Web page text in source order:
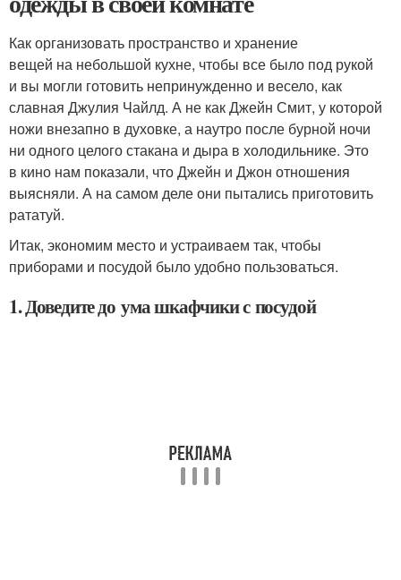
Как организовать пространство и хранение
вещей на небольшой кухне, чтобы все было под рукой
и вы могли готовить непринужденно и весело, как
славная Джулия Чайлд. А не как Джейн Смит, у которой
ножи внезапно в духовке, а наутро после бурной ночи
ни одного целого стакана и дыра в холодильнике. Это
в кино нам показали, что Джейн и Джон отношения
выясняли. А на самом деле они пытались приготовить
рататуй.
Итак, экономим место и устраиваем так, чтобы
приборами и посудой было удобно пользоваться.
1. Доведите до ума шкафчики с посудой